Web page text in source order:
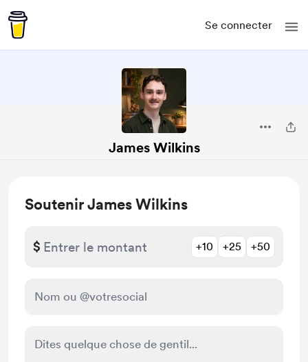
Se connecter
James Wilkins
Soutenir James Wilkins
$ +10 +25 +50